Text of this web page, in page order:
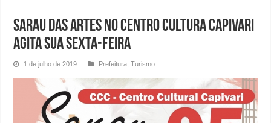
Sarau das Artes no Centro Cultura capivari
agita sua Sexta-Feira
1 de julho de 2019 Prefeitura ,Turismo